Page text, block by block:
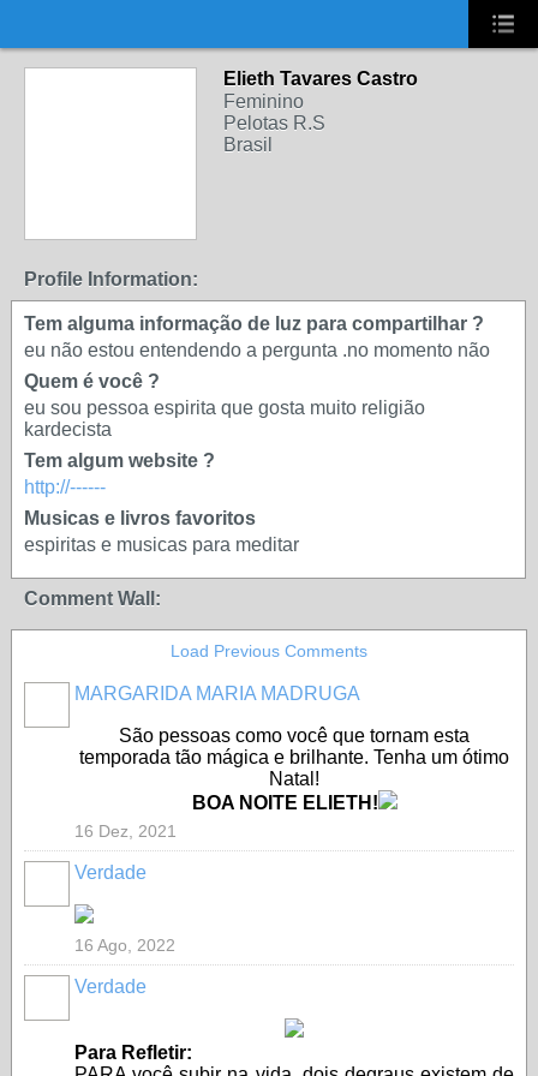
Elieth Tavares Castro
Feminino
Pelotas R.S
Brasil
Profile Information:
Tem alguma informação de luz para compartilhar ?
eu não estou entendendo a pergunta .no momento não
Quem é você ?
eu sou pessoa espirita que gosta muito religião
kardecista
Tem algum website ?
http://------
Musicas e livros favoritos
espiritas e musicas para meditar
Comment Wall:
Load Previous Comments
MARGARIDA MARIA MADRUGA
São pessoas como você que tornam esta
temporada tão mágica e brilhante. Tenha um ótimo
Natal!
BOA NOITE ELIETH!
16 Dez, 2021
Verdade
16 Ago, 2022
Verdade
Para Refletir: